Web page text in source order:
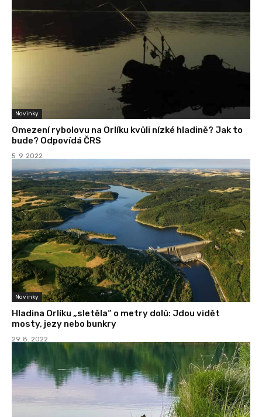
Novinky
Omezení rybolovu na Orlíku kvůli nízké hladině? Jak to
bude? Odpovídá ČRS
5. 9. 2022
Novinky
Hladina Orlíku „sletěla“ o metry dolů: Jdou vidět
mosty, jezy nebo bunkry
29. 8. 2022